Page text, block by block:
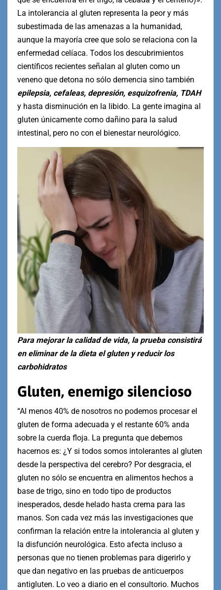
La intolerancia al gluten representa la peor y más
subestimada de las amenazas a la humanidad,
aunque la mayoría cree que solo se relaciona con la
enfermedad celíaca. Todos los descubrimientos
científicos recientes señalan al gluten como un
veneno que detona no sólo demencia sino también
epilepsia, cefaleas, depresión, esquizofrenia, TDAH
y hasta disminución en la libido. La gente imagina al
gluten únicamente como dañino para la salud
intestinal, pero no con el bienestar neurológico.
Para mejorar la calidad de vida, la prueba consistirá
en eliminar de la dieta el gluten y reducir los
carbohidratos
Gluten, enemigo silencioso
“Al menos 40% de nosotros no podemos procesar el
gluten de forma adecuada y el restante 60% anda
sobre la cuerda floja. La pregunta que debemos
hacernos es: ¿Y si todos somos intolerantes al gluten
desde la perspectiva del cerebro? Por desgracia, el
gluten no sólo se encuentra en alimentos hechos a
base de trigo, sino en todo tipo de productos
inesperados, desde helado hasta crema para las
manos. Son cada vez más las investigaciones que
confirman la relación entre la intolerancia al gluten y
la disfunción neurológica. Esto afecta incluso a
personas que no tienen problemas para digerirlo y
que dan negativo en las pruebas de anticuerpos
antigluten. Lo veo a diario en el consultorio. Muchos